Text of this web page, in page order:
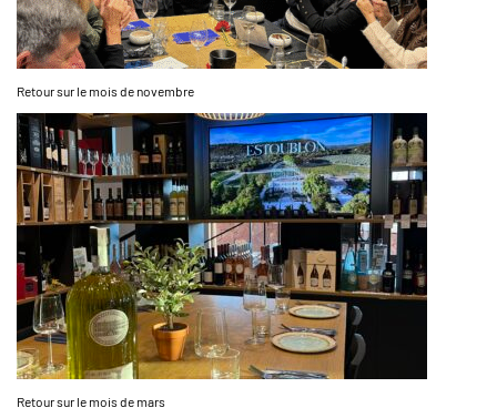
Retour sur le mois de novembre
Retour sur le mois de mars